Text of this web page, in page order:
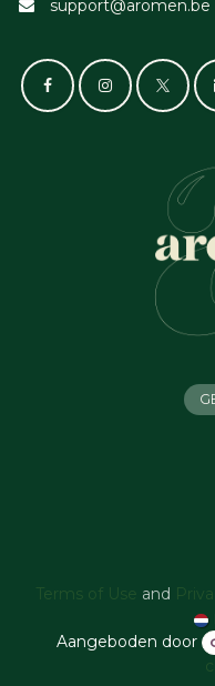
support@aromen.be
Terms of Use and
Aangeboden door